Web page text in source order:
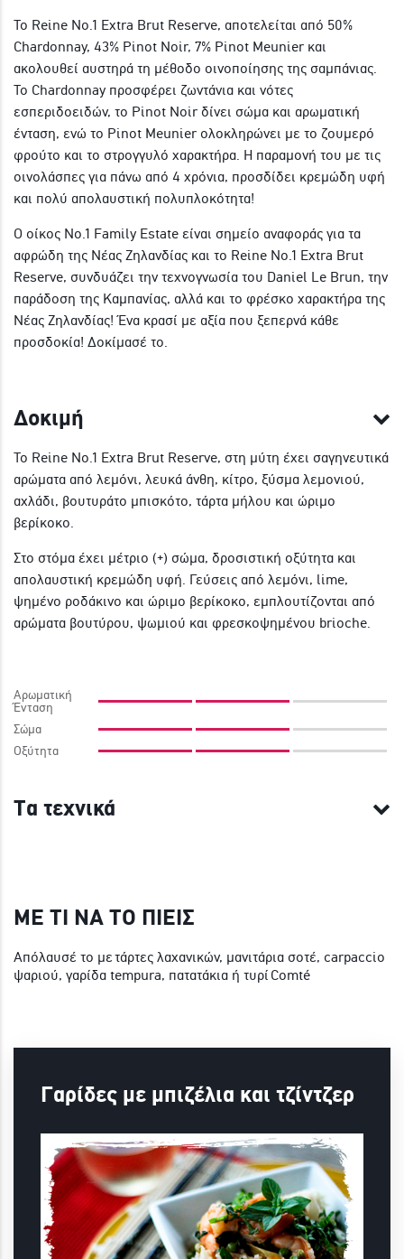
Το Reine No.1 Extra Brut Reserve, αποτελείται από 50%
Chardonnay, 43% Pinot Noir, 7% Pinot Meunier και
ακολουθεί αυστηρά τη μέθοδο οινοποίησης της σαμπάνιας.
Το Chardonnay προσφέρει ζωντάνια και νότες
εσπεριδοειδών, το Pinot Noir δίνει σώμα και αρωματική
ένταση, ενώ το Pinot Meunier ολοκληρώνει με το ζουμερό
φρούτο και το στρογγυλό χαρακτήρα. Η παραμονή του με τις
οινολάσπες για πάνω από 4 χρόνια, προσδίδει κρεμώδη υφή
και πολύ απολαυστική πολυπλοκότητα!
Ο οίκος No.1 Family Estate είναι σημείο αναφοράς για τα
αφρώδη της Νέας Ζηλανδίας και το Reine No.1 Extra Brut
Reserve, συνδυάζει την τεχνογνωσία του Daniel Le Brun, την
παράδοση της Καμπανίας, αλλά και το φρέσκο χαρακτήρα της
Νέας Ζηλανδίας! Ένα κρασί με αξία που ξεπερνά κάθε
προσδοκία! Δοκίμασέ το.
Δοκιμή
Το Reine No.1 Extra Brut Reserve, στη μύτη έχει σαγηνευτικά
αρώματα από λεμόνι, λευκά άνθη, κίτρο, ξύσμα λεμονιού,
αχλάδι, βουτυράτο μπισκότο, τάρτα μήλου και ώριμο
βερίκοκο.
Στο στόμα έχει μέτριο (+) σώμα, δροσιστική οξύτητα και
απολαυστική κρεμώδη υφή. Γεύσεις από λεμόνι, lime,
ψημένο ροδάκινο και ώριμο βερίκοκο, εμπλουτίζονται από
αρώματα βουτύρου, ψωμιού και φρεσκοψημένου brioche.
Αρωματική
Ένταση
Σώμα
Οξύτητα
Τα τεχνικά
ΜΕ ΤΙ ΝΑ ΤΟ ΠΙΕΙΣ
Απόλαυσέ το με τάρτες λαχανικών, μανιτάρια σοτέ, carpaccio
ψαριού, γαρίδα tempura, πατατάκια ή τυρί Comté
Γαρίδες με μπιζέλια και τζίντζερ